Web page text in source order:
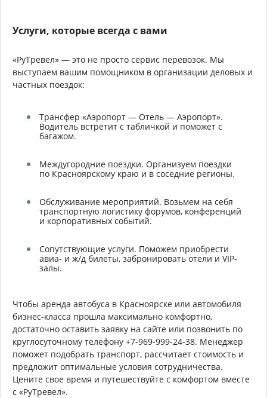
Услуги, которые всегда с вами
«РуТревел» — это не просто сервис перевозок. Мы
выступаем вашим помощником в организации деловых и
частных поездок:
Трансфер «Аэропорт — Отель — Аэропорт».
Водитель встретит с табличкой и поможет с
багажом.
Междугородние поездки. Организуем поездки
по Красноярскому краю и в соседние регионы.
Обслуживание мероприятий. Возьмем на себя
транспортную логистику форумов, конференций
и корпоративных событий.
Сопутствующие услуги. Поможем приобрести
авиа- и ж/д билеты, забронировать отели и VIP-
залы.
Чтобы аренда автобуса в Красноярске или автомобиля
бизнес-класса прошла максимально комфортно,
достаточно оставить заявку на сайте или позвонить по
круглосуточному телефону +7-969-999-24-38. Менеджер
поможет подобрать транспорт, рассчитает стоимость и
предложит оптимальные условия сотрудничества.
Цените свое время и путешествуйте с комфортом вместе
с «РуТревел».